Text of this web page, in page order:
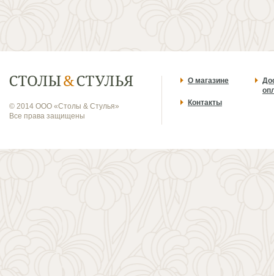
© 2014 ООО «Столы & Стулья»
Все права защищены
О магазине
Контакты